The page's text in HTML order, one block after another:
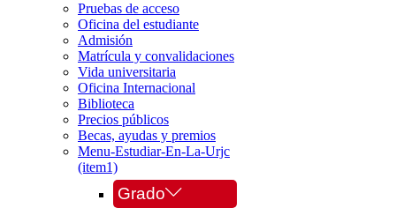
Pruebas de acceso
Oficina del estudiante
Admisión
Matrícula y convalidaciones
Vida universitaria
Oficina Internacional
Biblioteca
Precios públicos
Becas, ayudas y premios
Menu-Estudiar-En-La-Urjc
(item1)
Grado